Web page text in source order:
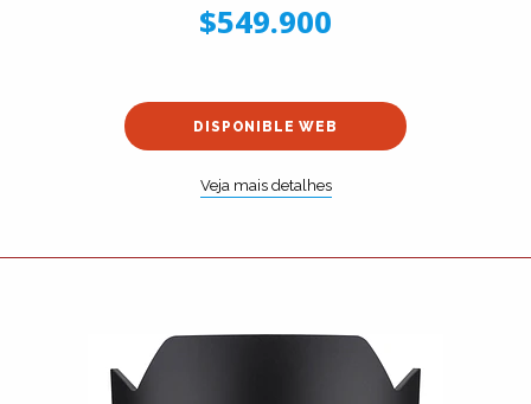
$549.900
DISPONIBLE WEB
Veja mais detalhes